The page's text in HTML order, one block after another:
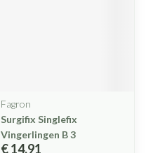
Fagron
Surgifix Singlefix
Vingerlingen B 3
€ 14,91